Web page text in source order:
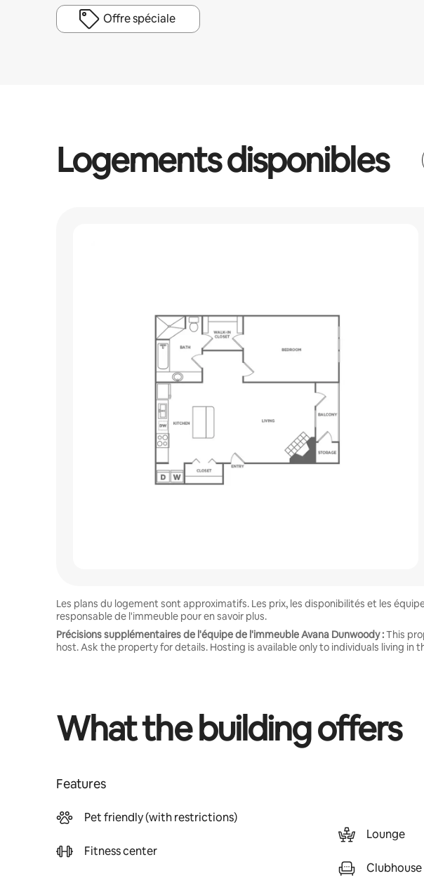
Offre spéciale
Logements disponibles
Les plans du logement sont approximatifs. Les prix, les disponibilités et les
responsable de l'immeuble pour en savoir plus.
Précisions supplémentaires de l'équipe de l'immeuble Avana Dunwoody :This
host. Ask the property for details. Hosting is available only to individuals living in
What the building offers
Features
Pet friendly (with restrictions)
Fitness center
Lounge
Clubhouse